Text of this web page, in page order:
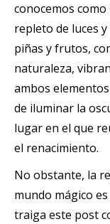
conocemos como
repleto de luces
piñas y frutos,
naturaleza,
ambos
de iluminar la
lugar en el que
el renacimiento.
No obstante, la
mundo mágico
traiga este post